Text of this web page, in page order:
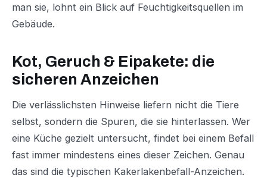
man sie, lohnt ein Blick auf Feuchtigkeitsquellen im
Gebäude.
Kot, Geruch & Eipakete: die
sicheren Anzeichen
Die verlässlichsten Hinweise liefern nicht die Tiere
selbst, sondern die Spuren, die sie hinterlassen. Wer
eine Küche gezielt untersucht, findet bei einem Befall
fast immer mindestens eines dieser Zeichen. Genau
das sind die typischen Kakerlakenbefall-Anzeichen.